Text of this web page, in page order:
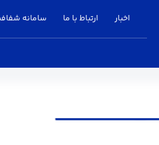
اخبار ارتباط با ما سامانه